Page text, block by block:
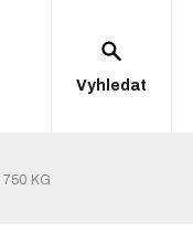
Vyhledat
750 KG